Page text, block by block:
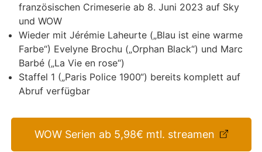
französischen Crimeserie ab 8. Juni 2023 auf Sky
und WOW
Wieder mit Jérémie Laheurte („Blau ist eine warme
Farbe“) Evelyne Brochu („Orphan Black“) und Marc
Barbé („La Vie en rose“)
Staffel 1 („Paris Police 1900“) bereits komplett auf
Abruf verfügbar
WOW Serien ab 5,98€ mtl. streamen